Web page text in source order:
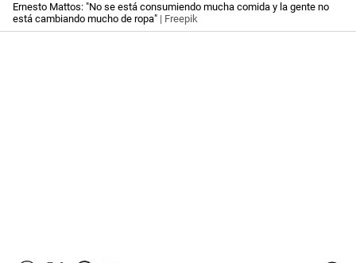
Ernesto Mattos: "No se está consumiendo mucha comida y la gente no
está cambiando mucho de ropa" | Freepik